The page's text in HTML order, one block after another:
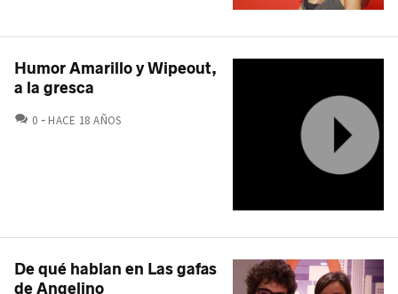
Humor Amarillo y Wipeout,
a la gresca
0 COMENTARIOS
HACE 18 AÑOS
De qué hablan en Las gafas
de Angelino